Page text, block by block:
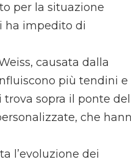
per la situazione
ha impedito di
causata dalla
più tendini e
sopra il ponte del
che
l’evoluzione dei